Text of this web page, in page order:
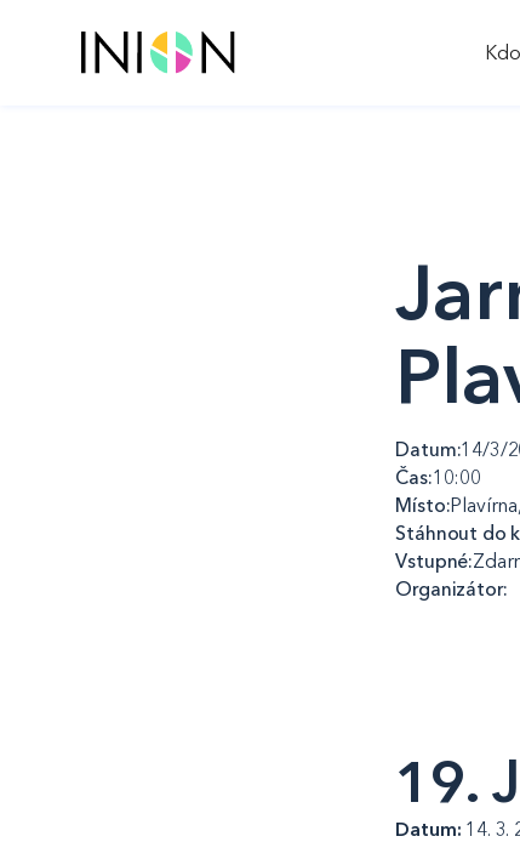
Datum:14/3/
Čas:10:00
Místo:
Stáhnout do
Vstupné:
Organizátor:
19.
Datum: 14. 3.